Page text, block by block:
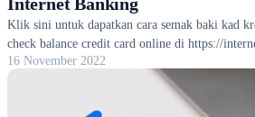
Klik sini untuk dapatkan cara semak baki kad
check balance credit card online di https://
16 November 2022